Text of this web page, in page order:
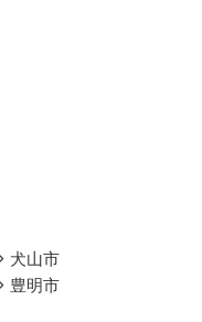
犬山市
豊明市